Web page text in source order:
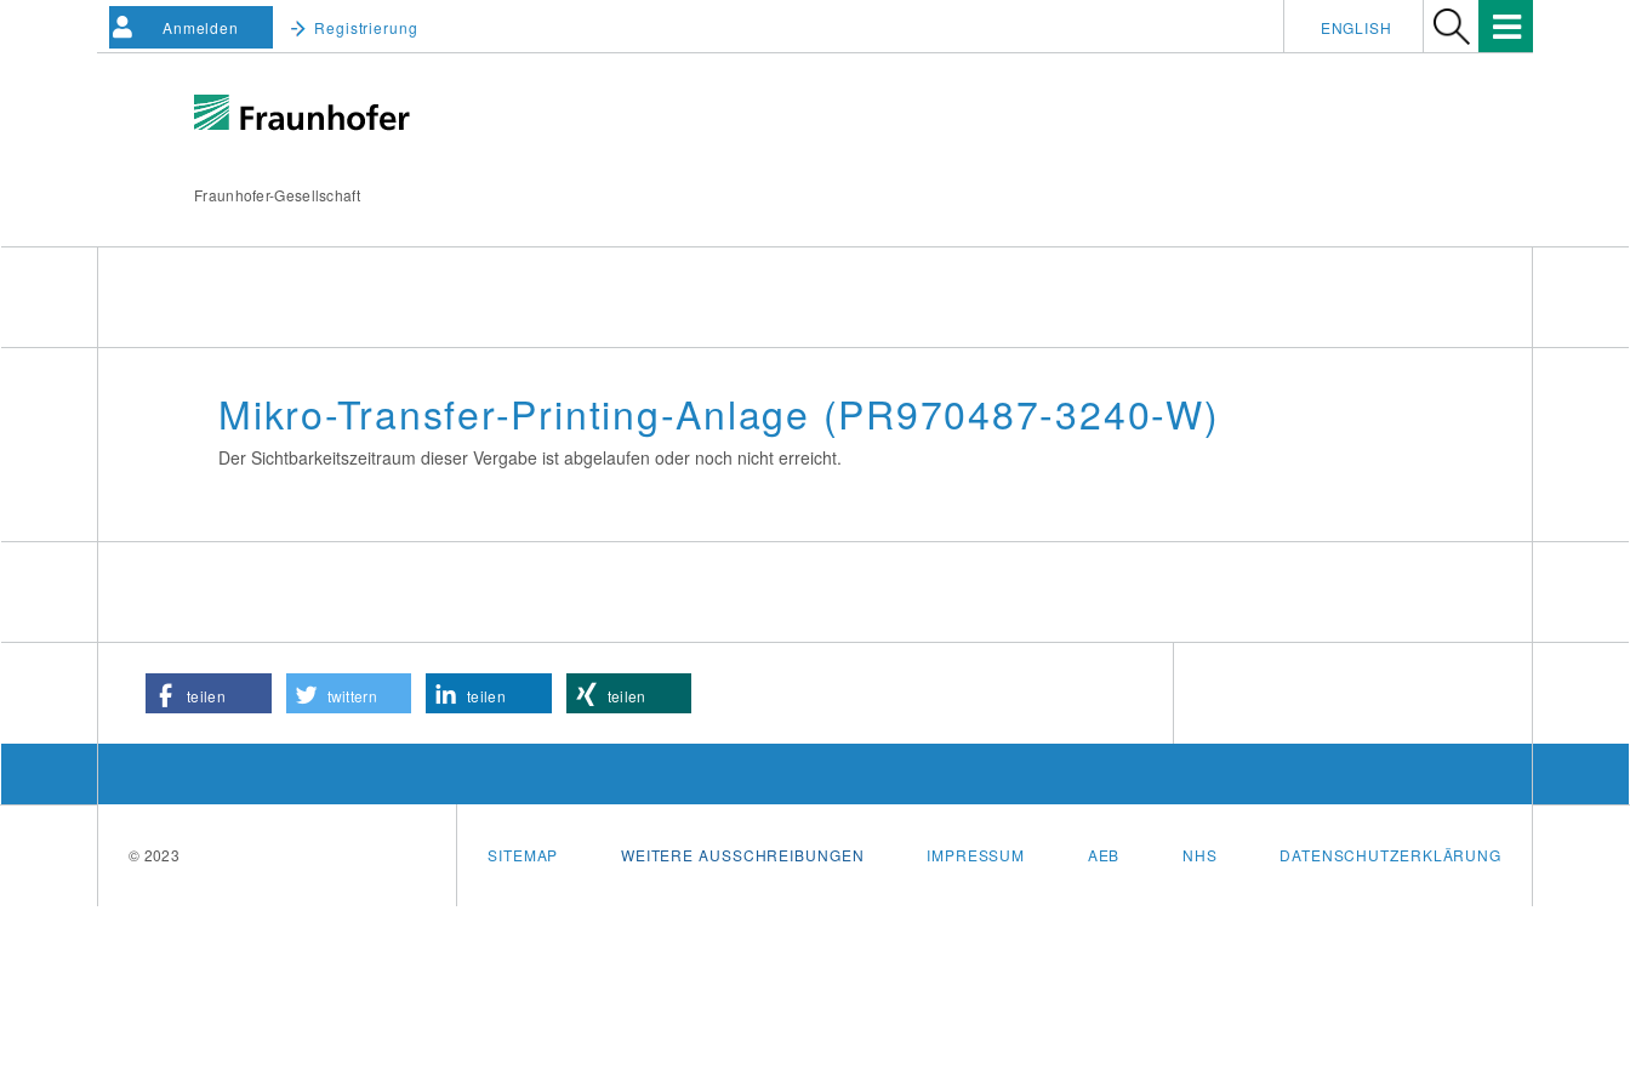
Fraunhofer-Gesellschaft
Anmelden Registrierung ENGLISH
Mikro-Transfer-Printing-Anlage (PR970487-3240-W)
Der Sichtbarkeitszeitraum dieser Vergabe ist abgelaufen oder noch nicht erreicht.
teilen twittern teilen teilen
SITEMAP WEITERE AUSSCHREIBUNGEN IMPRESSUM AEB NHS DATENSCHUTZERKLÄRUNG
© 2023